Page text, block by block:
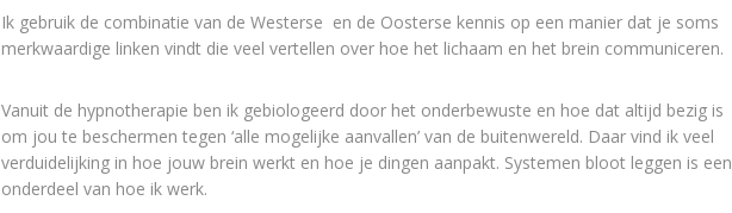
Ik gebruik de combinatie van de Westerse en de Oosterse kennis op een manier dat je soms
merkwaardige linken vindt die veel vertellen over hoe het lichaam en het brein communiceren.
Vanuit de hypnotherapie ben ik gebiologeerd door het onderbewuste en hoe dat altijd bezig is
om jou te beschermen tegen ‘alle mogelijke aanvallen’ van de buitenwereld. Daar vind ik veel
verduidelijking in hoe jouw brein werkt en hoe je dingen aanpakt. Systemen bloot leggen is een
onderdeel van hoe ik werk.